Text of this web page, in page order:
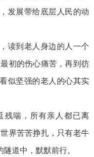
发展带给底层人民的动
读到老人身边的人一个
初的伤心痛苦，再到彷
似坚强的老人的心其实
残喘，所有亲人都已离
界苦苦挣扎，只有老牛
道中，默默前行。